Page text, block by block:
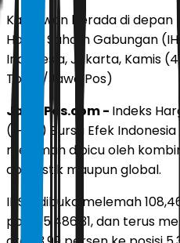
Karyawan berada di
Harga Saham Gabungan
Indonesia, Jakarta, Kamis
Toyibi/Jawa Pos)
JawaPos.com - Indeks
(IHSG) Bursa Efek
melemah dipicu oleh
domestik maupun global.
IHSG dibuka melemah
posisi 5.486,31, dan terus